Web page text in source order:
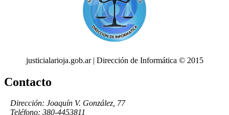
justicialarioja.gob.ar | Dirección de Informática © 2015
Contacto
Dirección: Joaquín V. González, 77
Teléfono: 380-4453811